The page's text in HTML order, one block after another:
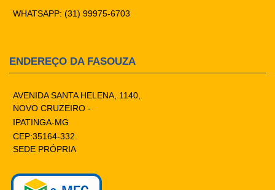
WHATSAPP: (31) 99975-6703
ENDEREÇO DA FASOUZA
AVENIDA SANTA HELENA, 1140,
NOVO CRUZEIRO -
IPATINGA-MG
CEP:35164-332.
SEDE PRÓPRIA